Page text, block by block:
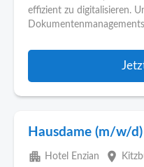
effizient zu digitalisieren.
Hausdame (m/w/
apartment Hotel Enzian place